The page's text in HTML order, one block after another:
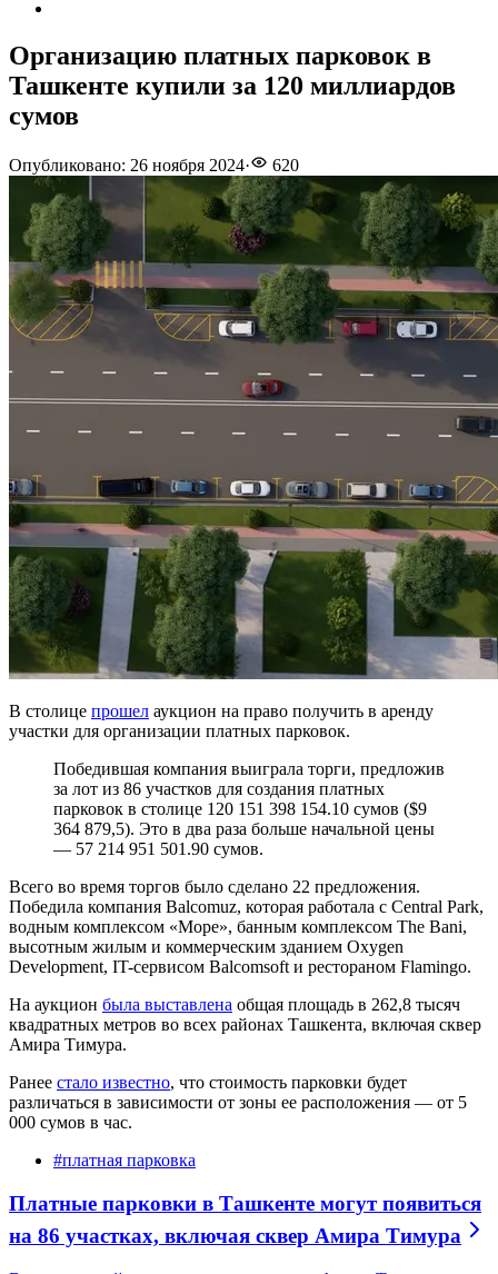
Организацию платных парковок в
Ташкенте купили за 120 миллиардов
сумов
Опубликовано: 26 ноября 2024· 620
В столице прошел аукцион на право получить в аренду
участки для организации платных парковок.
Победившая компания выиграла торги, предложив
за лот из 86 участков для создания платных
парковок в столице 120 151 398 154.10 сумов ($9
364 879,5). Это в два раза больше начальной цены
— 57 214 951 501.90 сумов.
Всего во время торгов было сделано 22 предложения.
Победила компания Balcomuz, которая работала с Central Park,
водным комплексом «Море», банным комплексом The Bani,
высотным жилым и коммерческим зданием Oxygen
Development, IT-сервисом Balcomsoft и рестораном Flamingо.
На аукцион была выставлена общая площадь в 262,8 тысяч
квадратных метров во всех районах Ташкента, включая сквер
Амира Тимура.
Ранее стало известно, что стоимость парковки будет
различаться в зависимости от зоны ее расположения — от 5
000 сумов в час.
#платная парковка
Платные парковки в Ташкенте могут появиться
на 86 участках, включая сквер Амира Тимура